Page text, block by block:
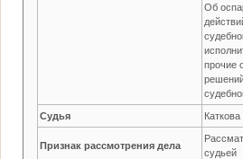
Об
прочие
Судья
Признак рассмотрения дела
судьей